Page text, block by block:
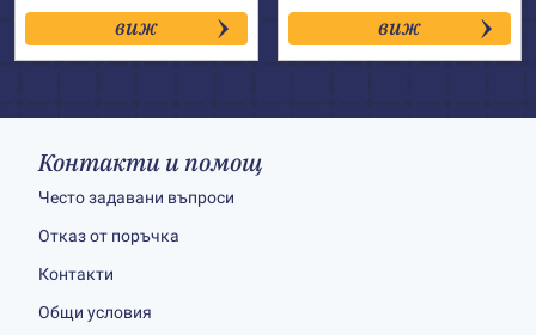
виж виж
Контакти и помощ
Често задавани въпроси
Отказ от поръчка
Контакти
Общи условия